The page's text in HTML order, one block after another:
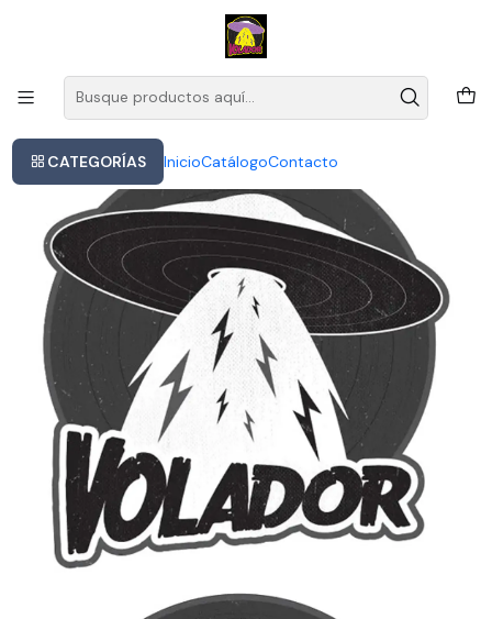
CATEGORÍAS InicioCatálogoContacto
Este es el texto del slide